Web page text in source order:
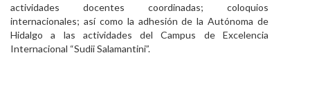
actividades docentes coordinadas; coloquios
internacionales; así como la adhesión de la Autónoma de
Hidalgo a las actividades del Campus de Excelencia
Internacional “Sudii Salamantini”.